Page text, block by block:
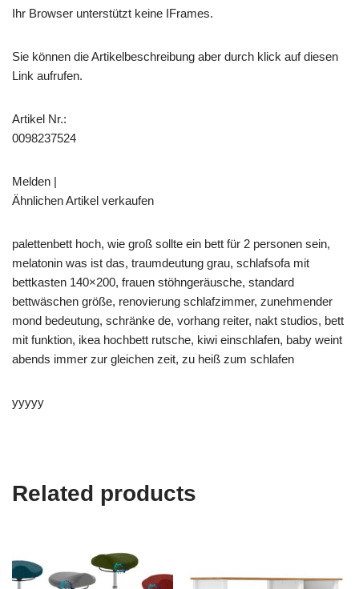
Ihr Browser unterstützt keine IFrames.
Sie können die Artikelbeschreibung aber durch klick auf diesen
Link aufrufen.
Artikel Nr.:
0098237524
Melden |
Ähnlichen Artikel verkaufen
palettenbett hoch, wie groß sollte ein bett für 2 personen sein,
melatonin was ist das, traumdeutung grau, schlafsofa mit
bettkasten 140×200, frauen stöhngeräusche, standard
bettwäschen größe, renovierung schlafzimmer, zunehmender
mond bedeutung, schränke de, vorhang reiter, nakt studios, bett
mit funktion, ikea hochbett rutsche, kiwi einschlafen, baby weint
abends immer zur gleichen zeit, zu heiß zum schlafen
yyyyy
Related products